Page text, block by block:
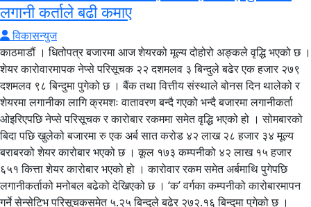
लगानी कर्ताले बढी कमाए
विकासन्युज
काठमाडौं । धितोपत्र बजारमा आज शेयरको मूल्य दोहोरो अङ्कले वृद्धि भएको छ ।
शेयर कारोवारमापक नेप्से परिसूचक २२ दशमलव ३ बिन्दुले बढेर एक हजार २७९
दशमलव ९८ बिन्दुमा पुगेको छ । बैंक तथा वित्तीय संस्थाले बोनस दिन थालेको र
शेयरमा लगानीका लागि क्रमशः वातावरण बन्दै गएको भन्दै बजारमा लगानीकर्ता
ओइरिएपछि नेप्से परिसूचक र कारोबार रकममा समेत वृद्धि भएको हो । सोमबारको
बिदा पछि खुलेको बजारमा रु एक अर्ब सात करोड ४२ लाख २८ हजार ३४ मूल्य
बराबरको शेयर कारोबार भएको छ । कूल १७३ कम्पनीको ४२ लाख १५ हजार
६५१ कित्ता शेयर कारोबार भएको हो । कारोवार रकम समेत अर्बमाथि पुगेपछि
लगानीकर्ताको मनोबल बढेको देखिएको छ । ‘क’ वर्गका कम्पनीको कारोबारमापन
गर्ने सेन्सेटिभ परिसूचकसमेत ५.२५ बिन्दुले बढेर २७२.१६ बिन्दुमा पुगेको छ ।